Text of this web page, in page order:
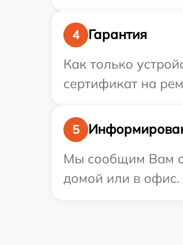
4
Гарантия
Как только
сертификат на
5
Мы сообщим Вам о
домой или в офис.